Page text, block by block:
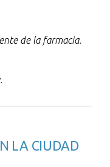
de la farmacia.
LA CIUDAD